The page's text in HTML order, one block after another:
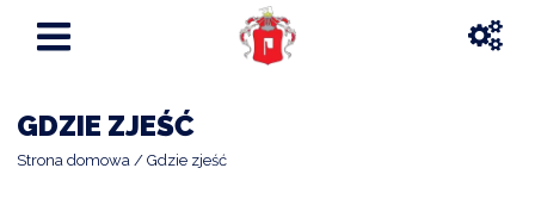
GDZIE ZJEŚĆ
Strona domowa Gdzie zjeść